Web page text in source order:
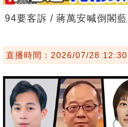
94要客訴 / 蔣萬安喊倒閣
直播時間：2026/07/28 12:30